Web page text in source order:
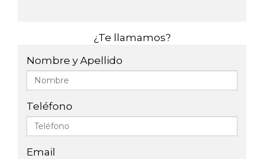
¿Te llamamos?
Nombre y Apellido
Teléfono
Email